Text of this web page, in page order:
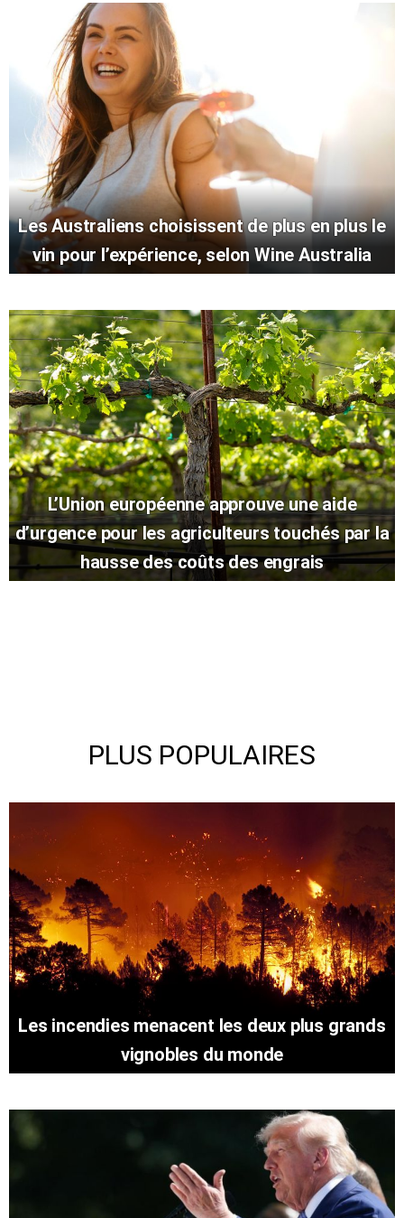
Les Australiens choisissent de plus en plus le
vin pour l’expérience, selon Wine Australia
L’Union européenne approuve une aide
d’urgence pour les agriculteurs touchés par la
hausse des coûts des engrais
PLUS POPULAIRES
Les incendies menacent les deux plus grands
vignobles du monde